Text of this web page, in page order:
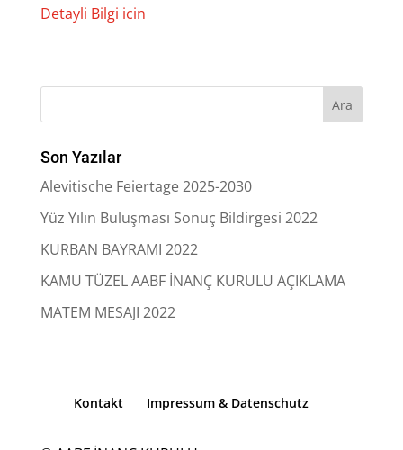
Detayli Bilgi icin
Son Yazılar
Alevitische Feiertage 2025-2030
Yüz Yılın Buluşması Sonuç Bildirgesi 2022
KURBAN BAYRAMI 2022
KAMU TÜZEL AABF İNANÇ KURULU AÇIKLAMA
MATEM MESAJI 2022
Kontakt Impressum & Datenschutz